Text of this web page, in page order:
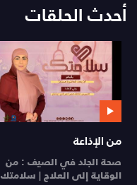
أحدث الحلقات
من الإذاعة
صحة الجلد في الصيف : من
الوقاية إلى العلاج | سلامتك